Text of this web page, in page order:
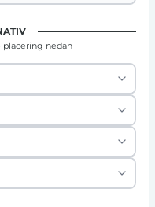
placering nedan